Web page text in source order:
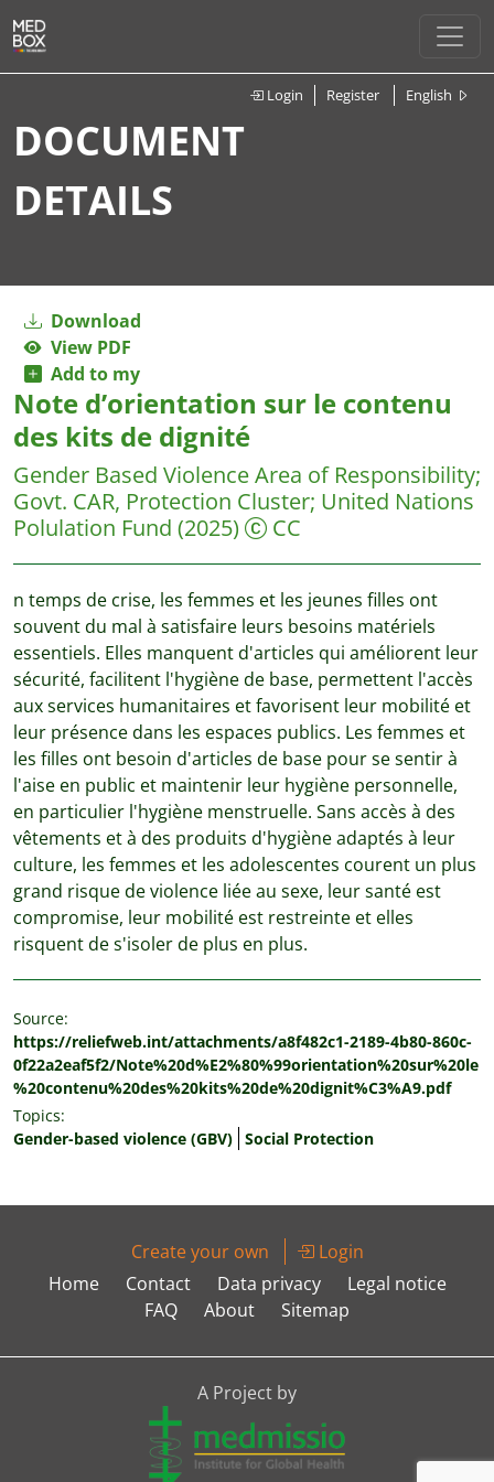
Login Register English
DOCUMENT
DETAILS
Download
View PDF
Add to my
Note d’orientation sur le contenu
des kits de dignité
Gender Based Violence Area of Responsibility;
Govt. CAR, Protection Cluster; United Nations
Polulation Fund (2025) CC
n temps de crise, les femmes et les jeunes filles ont
souvent du mal à satisfaire leurs besoins matériels
essentiels. Elles manquent d'articles qui améliorent leur
sécurité, facilitent l'hygiène de base, permettent l'accès
aux services humanitaires et favorisent leur mobilité et
leur présence dans les espaces publics. Les femmes et
les filles ont besoin d'articles de base pour se sentir à
l'aise en public et maintenir leur hygiène personnelle,
en particulier l'hygiène menstruelle. Sans accès à des
vêtements et à des produits d'hygiène adaptés à leur
culture, les femmes et les adolescentes courent un plus
grand risque de violence liée au sexe, leur santé est
compromise, leur mobilité est restreinte et elles
risquent de s'isoler de plus en plus.
Source:
https://reliefweb.int/attachments/a8f482c1-2189-4b80-860c-
0f22a2eaf5f2/Note%20d%E2%80%99orientation%20sur%20le
%20contenu%20des%20kits%20de%20dignit%C3%A9.pdf
Topics:
Gender-based violence (GBV) Social Protection
Create your own
Login
Home
Contact Data privacy
Legal notice
FAQ
About Sitemap
A Project by